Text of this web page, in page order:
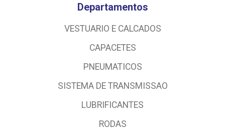
Departamentos
VESTUARIO E CALCADOS
CAPACETES
PNEUMATICOS
SISTEMA DE TRANSMISSAO
LUBRIFICANTES
RODAS